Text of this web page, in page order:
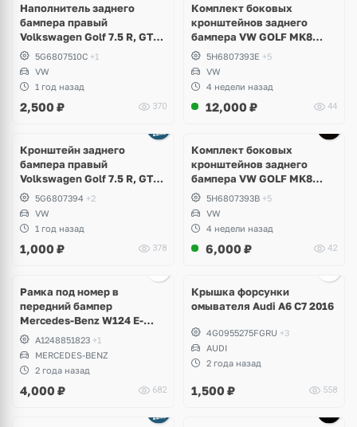
Наполнитель заднего
бампера правый
Volkswagen Golf 7.5 R, GTI,
GTD5G6807510C +1
VW
1 год назад
2,500 ₽ 370
Комплект боковых
кронштейнов заднего
бампера VW GOLF MK8
5H6807394E; 5H6807393E
5H6807393E +5
VW
4 недели назад
12,000 ₽ 44
Кронштейн заднего
бампера правый
Volkswagen Golf 7.5 R, GTI,
GTD, e-Golf
5G6807394 +2
VW
1 год назад
1,000 ₽ 378
Комплект боковых
кронштейнов заднего
бампера VW GOLF MK8
5H6807393B; 5H6807394B
5H6807393B +5
VW
4 недели назад
6,000 ₽ 42
Рамка под номер в
передний бампер
Mercedes-Benz W124 E-
KlassA1248851823 +1
MERCEDES-BENZ
2 года назад
4,000 ₽ 682
Крышка форсунки
омывателя Audi A6 C7 2016
4G0955275FGRU +3
AUDI
2 года назад
1,500 ₽ 558